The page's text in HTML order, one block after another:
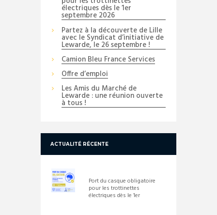
électriques dès le 1er
septembre 2026
Partez à la découverte de Lille
avec le Syndicat d’initiative de
Lewarde, le 26 septembre !
Camion Bleu France Services
Offre d’emploi
Les Amis du Marché de
Lewarde : une réunion ouverte
à tous !
ACTUALITÉ RÉCENTE
Port du casque obligatoire
pour les trottinettes
électriques dès le 1er